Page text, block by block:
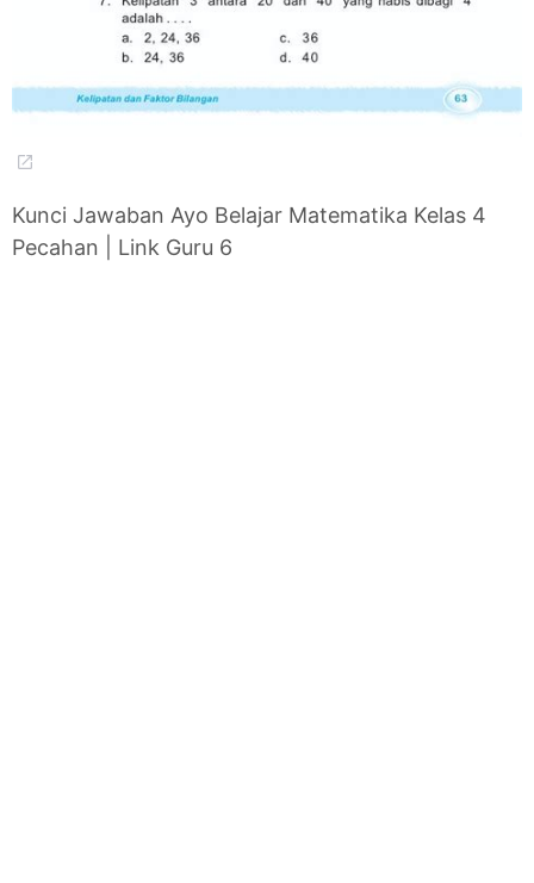
Kunci Jawaban Ayo Belajar Matematika Kelas 4
Pecahan | Link Guru 6